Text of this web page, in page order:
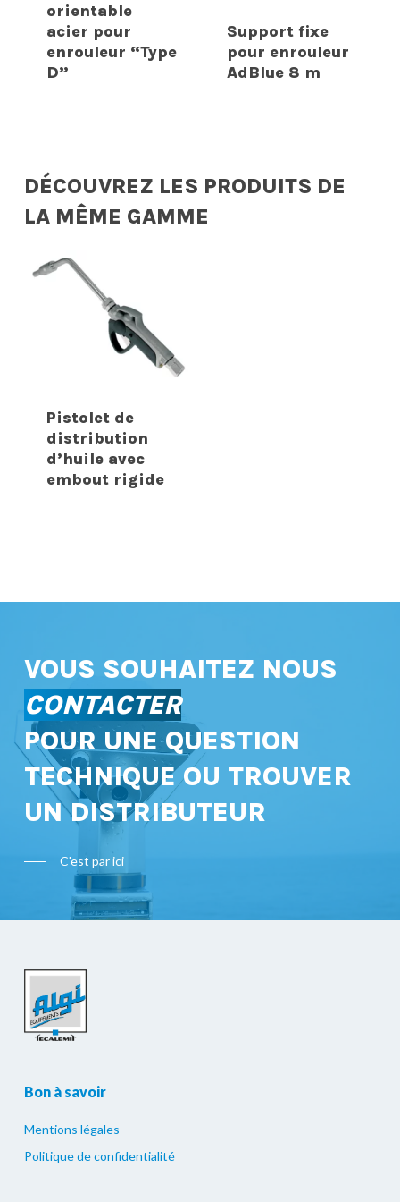
orientable
acier pour
enrouleur “Type
D”
Support fixe
pour enrouleur
AdBlue 8 m
DÉCOUVREZ LES PRODUITS DE
LA MÊME GAMME
Pistolet de
distribution
d’huile avec
embout rigide
VOUS SOUHAITEZ NOUS
CONTACTER
POUR UNE QUESTION
TECHNIQUE OU TROUVER
UN DISTRIBUTEUR
C'est par ici
Bon à savoir
Mentions légales
Politique de confidentialité